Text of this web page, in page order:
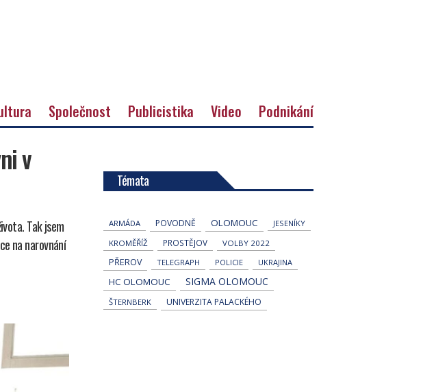
Společnost Publicistika Video Podnikání
v
Tak jsem
na narovnání
Témata
ARMÁDA POVODNĚ OLOMOUC
JESENÍKY
KROMĚŘÍŽ
PROSTĚJOV VOLBY 2022
PŘEROV TELEGRAPH POLICIE UKRAJINA
HC OLOMOUC SIGMA OLOMOUC
ŠTERNBERK UNIVERZITA PALACKÉHO